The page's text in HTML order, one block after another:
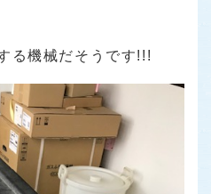
る機械だそうです!!!